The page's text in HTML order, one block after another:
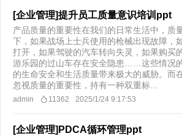
[企业管理]提升员工质量意识培训ppt
产品质量的重要性在我们的日常生活中，质
下，如果战场上士兵使用的枪械出现故障，
打开，如果驾驶的汽车转向失灵，如果购买
游乐园的过山车存在安全隐患……这些情况
的生命安全和生活质量带来极大的威胁。而
忽视质量的重要性，持有一种双重标...
admin 11362 2025/1/24 9:17:53
[企业管理]PDCA循环管理ppt